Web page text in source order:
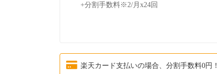
+分割手数料※2/月x24回
楽天カード支払いの場合、分割手数料0円！